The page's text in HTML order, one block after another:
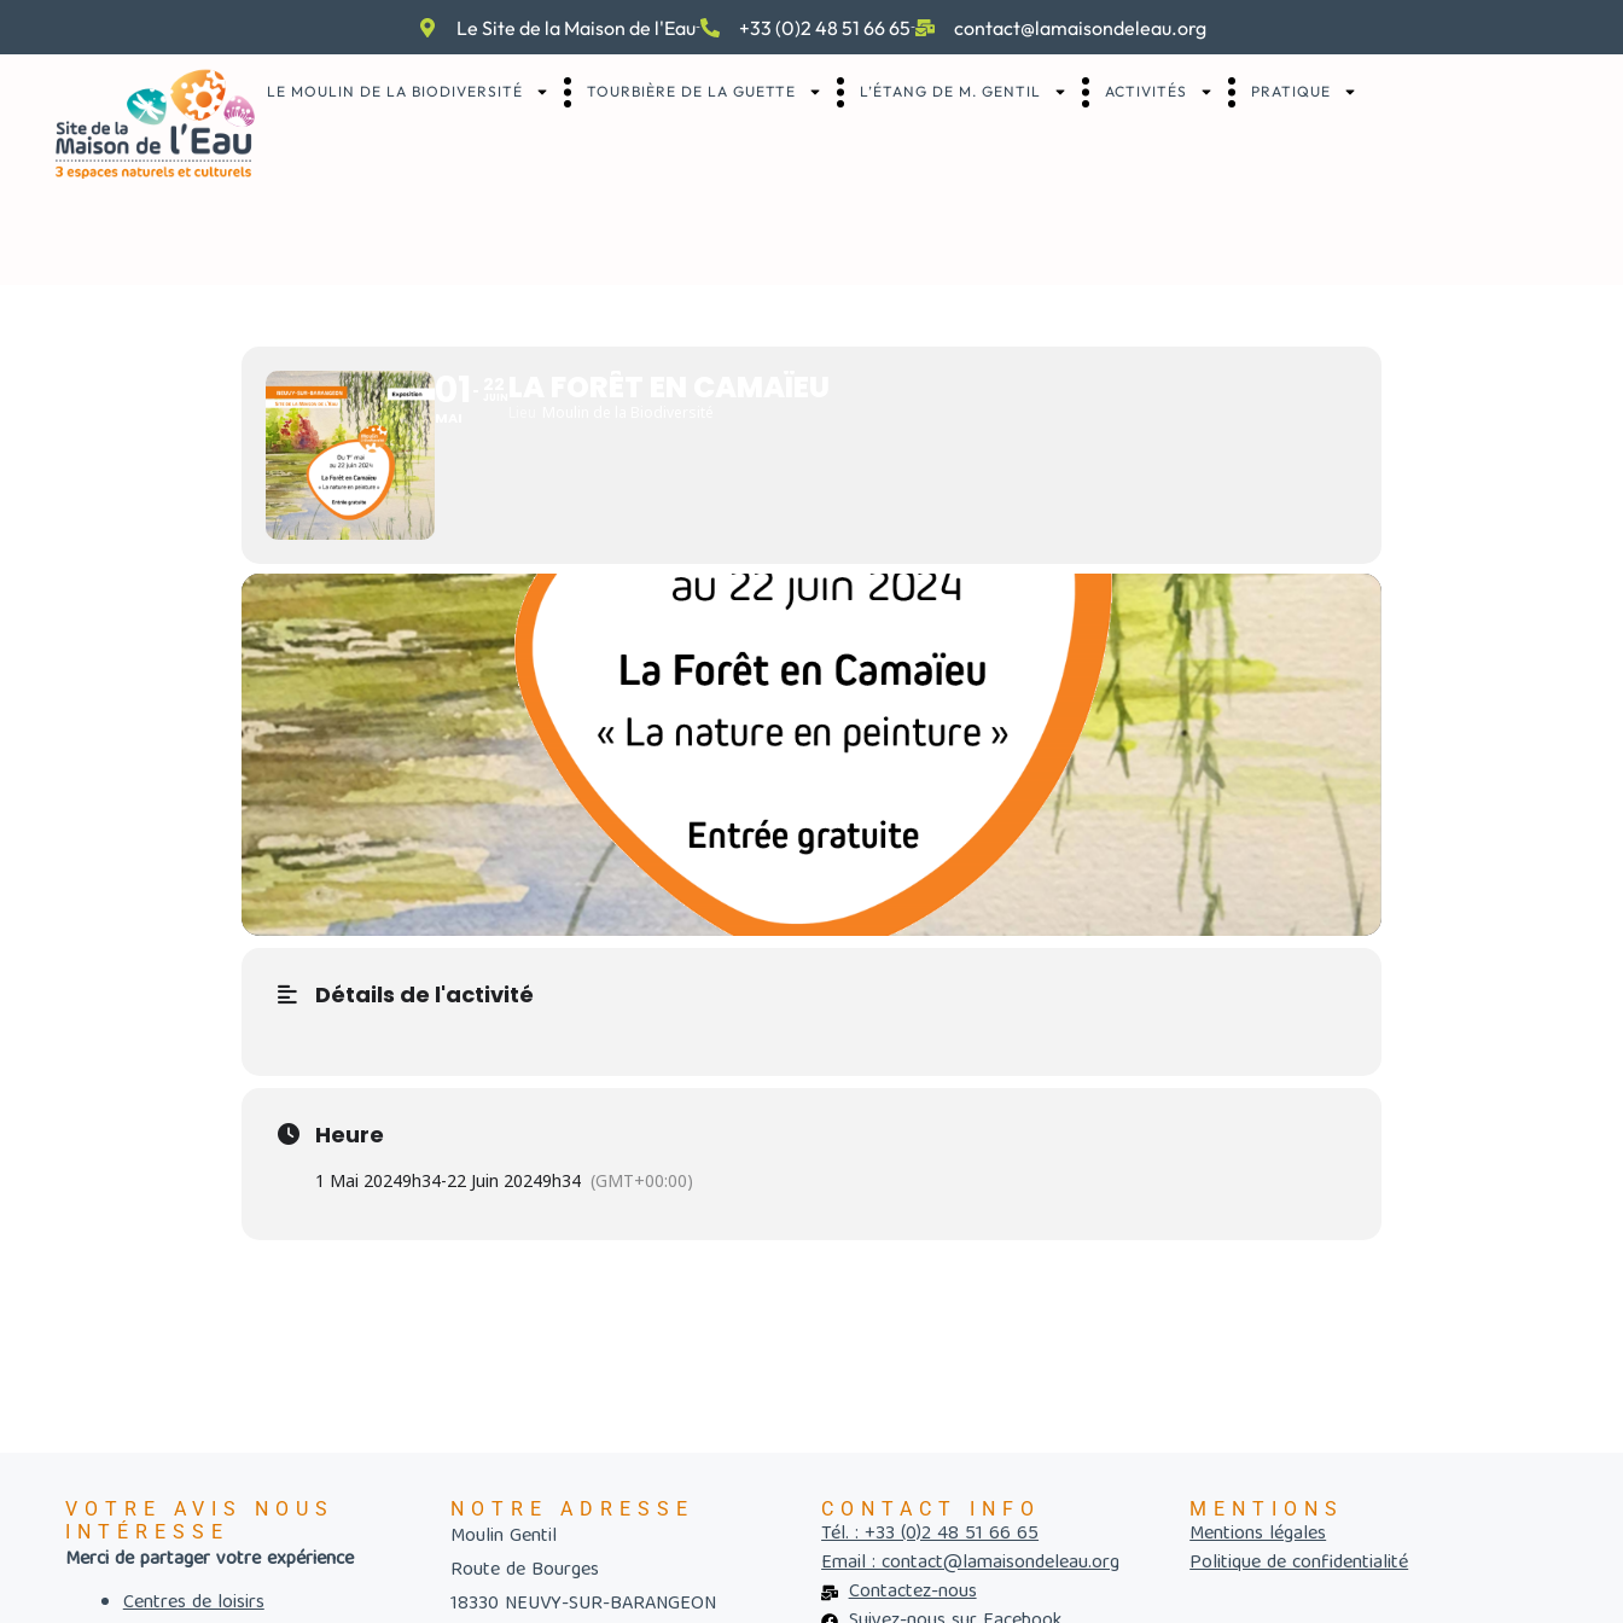
Le Site de la Maison de l'Eau +33 (0)2 48 51 66 65 contact@lamaisondeleau.org
LE MOULIN DE LA BIODIVERSITÉ TOURBIÈRE DE LA GUETTE L’ÉTANG DE M. GENTIL ACTIVITÉS PRATIQUE
Détails de l'activité
Heure
1 Mai 20249h34-22 Juin 20249h34 (GMT+00:00)
VOTRE AVIS NOUS
INTÉRESSE
Merci de partager votre expérience
Centres de loisirs
NOTRE ADRESSE
Moulin Gentil
Route de Bourges
18330 NEUVY-SUR-BARANGEON
CONTACT INFO
Tél. : +33 (0)2 48 51 66 65
Email : contact@lamaisondeleau.org
Contactez-nous
MENTIONS
Mentions légales
Politique de confidentialité